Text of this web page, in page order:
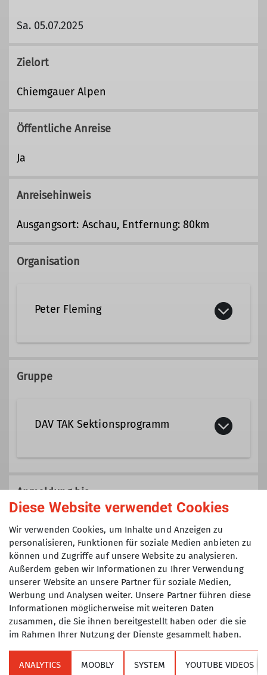
Sa. 05.07.2025
Zielort
Chiemgauer Alpen
Öffentliche Anreise
Ja
Anreisehinweis
Ausgangsort: Aschau, Entfernung: 80km
Organisation
Peter Fleming
Ämter
Tourenführer
Gruppe
DAV TAK Sektionsprogramm
nicht einer speziellen Gruppe
(Senioren, Klettertreff, Mountainbike,
Jugend, etc.) zugeordnet sind.
Anmeldung bis
Maximale Teilnehmeranzahl
6
Diese Website verwendet Cookies
Wir verwenden Cookies, um Inhalte und Anzeigen zu
personalisieren, Funktionen für soziale Medien anbieten zu
können und Zugriffe auf unsere Website zu analysieren.
Außerdem geben wir Informationen zu Ihrer Verwendung
unserer Website an unsere Partner für soziale Medien,
Werbung und Analysen weiter. Unsere Partner führen diese
Informationen möglicherweise mit weiteren Daten
zusammen, die Sie ihnen bereitgestellt haben oder die sie
im Rahmen Ihrer Nutzung der Dienste gesammelt haben.
ANALYTICS MOOBLY SYSTEM YOUTUBE VIDEOS